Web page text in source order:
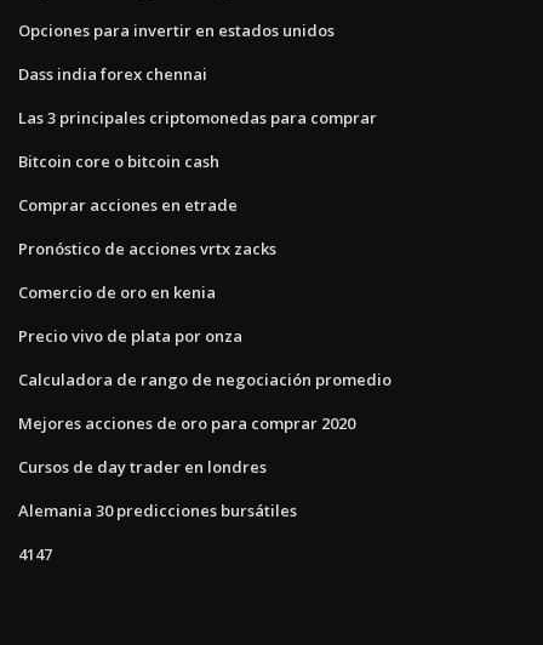
Opciones para invertir en estados unidos
Dass india forex chennai
Las 3 principales criptomonedas para comprar
Bitcoin core o bitcoin cash
Comprar acciones en etrade
Pronóstico de acciones vrtx zacks
Comercio de oro en kenia
Precio vivo de plata por onza
Calculadora de rango de negociación promedio
Mejores acciones de oro para comprar 2020
Cursos de day trader en londres
Alemania 30 predicciones bursátiles
4147